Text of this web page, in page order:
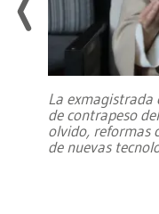
La
de contrapeso
olvido, reformas
de nuevas